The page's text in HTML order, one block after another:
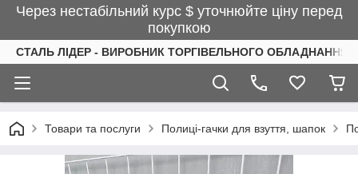
Через нестабільний курс $ уточнюйте ціну перед
покупкою
СТАЛЬ ЛІДЕР - ВИРОБНИК ТОРГІВЕЛЬНОГО ОБЛАДНАННЯ
Товари та послуги Полиці-гачки для взуття, шапок